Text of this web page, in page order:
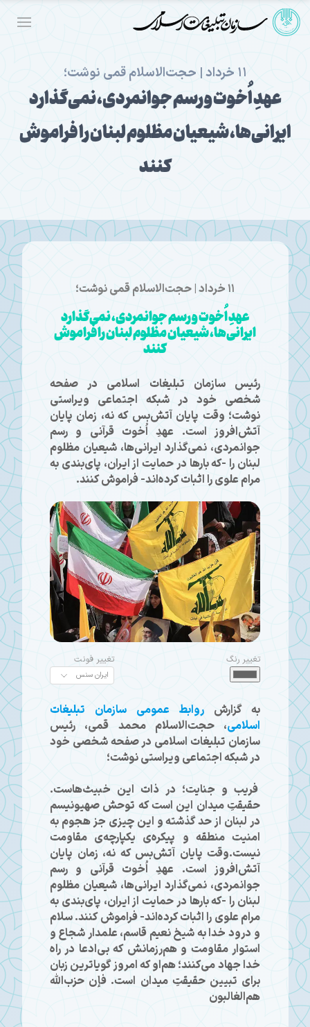
۱۱ خرداد | حجت‌الاسلام قمی نوشت؛
عهدِ اُخوت و رسم جوانمردی، نمی‌گذارد
ایرانی‌ها، شیعیان مظلوم لبنان را فراموش
کنند
۱۱ خرداد | حجت‌الاسلام قمی نوشت؛
عهدِ اُخوت و رسم جوانمردی، نمی‌گذارد
ایرانی‌ها، شیعیان مظلوم لبنان را فراموش
کنند
رئیس سازمان تبلیغات اسلامی در صفحه
شخصی خود در شبکه اجتماعی ویراستی
نوشت؛ وقت پایان آتش‌بس که نه، زمان پایان
آتش‌افروز است. عهدِ اُخوت قرآنی و رسم
جوانمردی، نمی‌گذارد ایرانی‌ها، شیعیان مظلوم
لبنان را -که بارها در حمایت از ایران، پای‌بندی به
مرام علوی را اثبات کرده‌اند- فراموش کنند.
تغییر رنگ تغییر فونت
به گزارش روابط عمومی سازمان تبلیغات
اسلامی، حجت‌الاسلام محمد قمی، رئیس
سازمان تبلیغات اسلامی در صفحه شخصی خود
در شبکه اجتماعی ویراستی نوشت؛
فریب و جنایت؛ در ذات این خبیث‌هاست.
حقیقتِ میدان این است که توحش صهیونیسم
در لبنان از حد گذشته و این چیزی جز هجوم به
امنیت منطقه و پیکره‌ی یکپارچه‌ی مقاومت
نیست.وقت پایان آتش‌بس که نه، زمان پایان
آتش‌افروز است. عهدِ اُخوت قرآنی و رسم
جوانمردی، نمی‌گذارد ایرانی‌ها، شیعیان مظلوم
لبنان را -که بارها در حمایت از ایران، پای‌بندی به
مرام علوی را اثبات کرده‌اند- فراموش کنند. سلام
و درود خدا به شیخ نعیم قاسم، علمدار شجاع و
استوار مقاومت و هم‌رزمانش که بی‌ادعا در راه
خدا جهاد می‌کنند؛ هم‌او که امروز گویاترین زبان
برای تبیین حقیقتِ میدان است. فإن حزب‌الله
هم‌الغالبون